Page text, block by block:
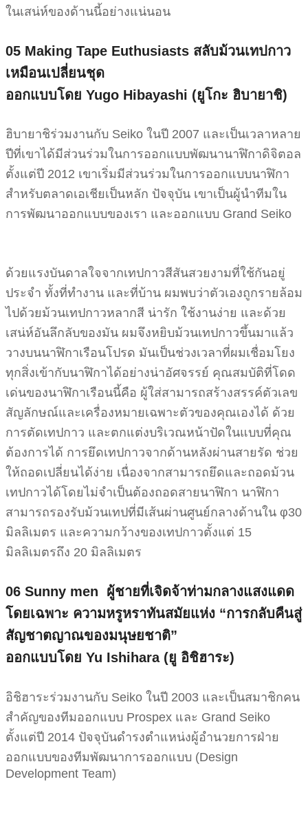
ในเสน่ห์ของด้านนี้อย่างแน่นอน
05 Making Tape Euthusiasts สลับม้วนเทปกาว
เหมือนเปลี่ยนชุด
ออกแบบโดย Yugo Hibayashi (ยูโกะ ฮิบายาชิ)
ฮิบายาชิร่วมงานกับ Seiko ในปี 2007 และเป็นเวลาหลาย
ปีที่เขาได้มีส่วนร่วมในการออกแบบพัฒนานาฬิกาดิจิตอล
ตั้งแต่ปี 2012 เขาเริ่มมีส่วนร่วมในการออกแบบนาฬิกา
สำหรับตลาดเอเชียเป็นหลัก ปัจจุบัน เขาเป็นผู้นำทีมใน
การพัฒนาออกแบบของเรา และออกแบบ Grand Seiko
ด้วยแรงบันดาลใจจากเทปกาวสีสันสวยงามที่ใช้กันอยู่
ประจำ ทั้งที่ทำงาน และที่บ้าน ผมพบว่าตัวเองถูกรายล้อม
ไปด้วยม้วนเทปกาวหลากสี น่ารัก ใช้งานง่าย และด้วย
เสน่ห์อันลึกลับของมัน ผมจึงหยิบม้วนเทปกาวขึ้นมาแล้ว
วางบนนาฬิกาเรือนโปรด มันเป็นช่วงเวลาที่ผมเชื่อมโยง
ทุกสิ่งเข้ากับนาฬิกาได้อย่างน่าอัศจรรย์ คุณสมบัติที่โดด
เด่นของนาฬิกาเรือนนี้คือ ผู้ใส่สามารถสร้างสรรค์ตัวเลข
สัญลักษณ์และเครื่องหมายเฉพาะตัวของคุณเองได้ ด้วย
การตัดเทปกาว และตกแต่งบริเวณหน้าปัดในแบบที่คุณ
ต้องการได้ การยึดเทปกาวจากด้านหลังผ่านสายรัด ช่วย
ให้ถอดเปลี่ยนได้ง่าย เนื่องจากสามารถยึดและถอดม้วน
เทปกาวได้โดยไม่จำเป็นต้องถอดสายนาฬิกา นาฬิกา
สามารถรองรับม้วนเทปที่มีเส้นผ่านศูนย์กลางด้านใน φ30
มิลลิเมตร และความกว้างของเทปกาวตั้งแต่ 15
มิลลิเมตรถึง 20 มิลลิเมตร
06 Sunny men
ผู้ชายที่เจิดจ้าท่ามกลางแสงแดด
โดยเฉพาะ ความหรูหราทันสมัยแห่ง “การกลับคืนสู่
สัญชาตญาณของมนุษยชาติ”
ออกแบบโดย Yu Ishihara (ยู อิชิฮาระ)
อิชิฮาระร่วมงานกับ Seiko ในปี 2003 และเป็นสมาชิกคน
สำคัญของทีมออกแบบ Prospex และ Grand Seiko
ตั้งแต่ปี 2014 ปัจจุบันดำรงตำแหน่งผู้อำนวยการฝ่าย
ออกแบบของทีมพัฒนาการออกแบบ (Design
Development Team)